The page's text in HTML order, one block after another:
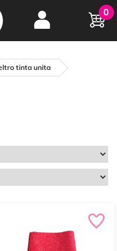
Hobby e
creatività...
oltre 15 anni online
0
tinta unita